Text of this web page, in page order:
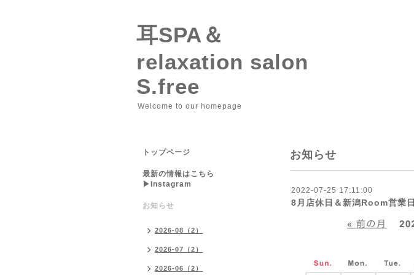
耳SPA＆
relaxation salon
S.free
Welcome to our homepage
お知らせ
2022-07-25 17:11:00
8月店休日＆新潟Room営業日
トップページ
最新の情報はこちら
▶︎Instagram
お知らせ
2026-08（2）
2026-07（2）
2026-06（2）